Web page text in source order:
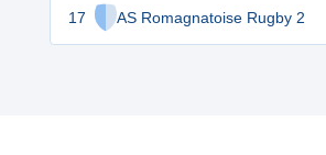
17 AS Romagnatoise Rugby 2